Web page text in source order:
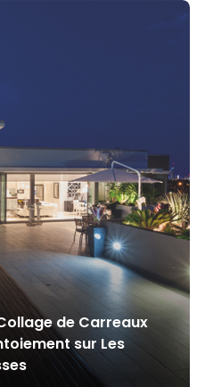
de Carreaux
sur Les